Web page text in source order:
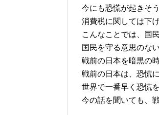
今にも恐慌が起きそ
消費税に関しては下
こんなことでは、国
国民を守る意思のな
戦前の日本を暗黒の
戦前の日本は、恐慌
世界で一番早く恐慌
今の話を聞いても、